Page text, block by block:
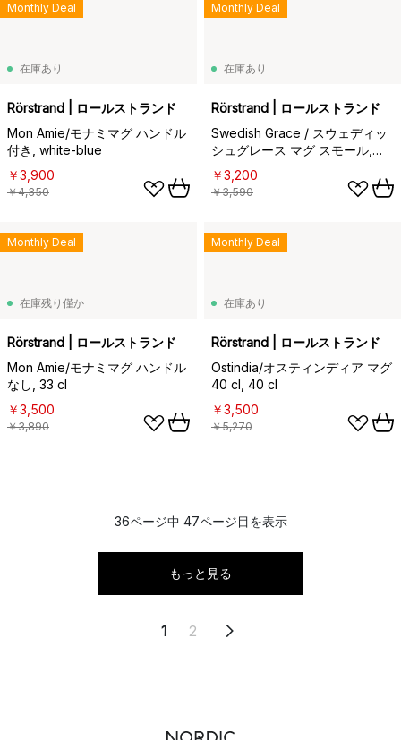
在庫あり
Rörstrand | ロールストランド
Mon Amie/モナミマグ ハンドル
付き, white-blue
￥3,900
￥4,350
Monthly Deal
在庫あり
Rörstrand | ロールストランド
Swedish Grace / スウェディッ
シュグレース マグ スモール,
snow (white)
￥3,200
￥3,590
Monthly Deal
在庫残り僅か
Rörstrand | ロールストランド
Mon Amie/モナミマグ ハンドル
なし, 33 cl
￥3,500
￥3,890
Monthly Deal
在庫あり
Rörstrand | ロールストランド
Ostindia/オスティンディア マグ
40 cl, 40 cl
￥3,500
￥5,270
Monthly Deal
36ページ中 47ページ目を表示
もっと見る
1 2